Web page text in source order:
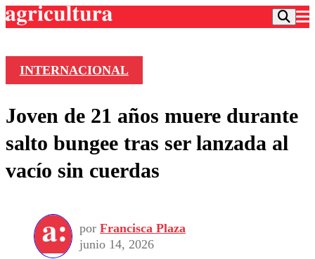
Frecuencias
Agricultura TV
Deportes
Colo Colo
Seleccion Chilena
Torneo Internacional
Entretención
Economía
Internacional
Publicaciones en medios
Opinión
INTERNACIONAL
Joven de 21 años muere durante
salto bungee tras ser lanzada al
vacío sin cuerdas
por Francisca Plaza
junio 14, 2026